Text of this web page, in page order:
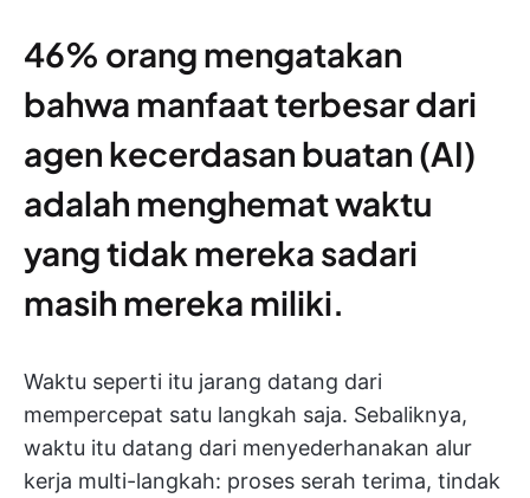
46% orang mengatakan
bahwa manfaat terbesar dari
agen kecerdasan buatan (AI)
adalah menghemat waktu
yang tidak mereka sadari
masih mereka miliki.
Waktu seperti itu jarang datang dari
mempercepat satu langkah saja. Sebaliknya,
waktu itu datang dari menyederhanakan alur
kerja multi-langkah: proses serah terima, tindak